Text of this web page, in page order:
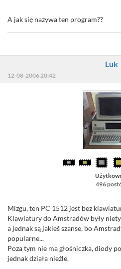
A jak się nazywa ten program??
Luk
12-08-2006 20:42
496
Mizgu, ten PC 1512 jest bez
Klawiatury do Amstradów były
a jednak są jakieś szanse, bo
popularne...
Poza tym nie ma głośniczka, diody
jednak działa nieźle.